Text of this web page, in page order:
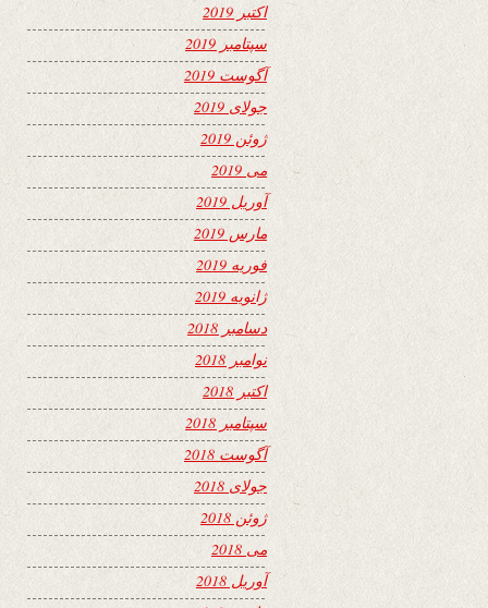
اکتبر 2019
سپتامبر 2019
آگوست 2019
جولای 2019
ژوئن 2019
می 2019
آوریل 2019
مارس 2019
فوریه 2019
ژانویه 2019
دسامبر 2018
نوامبر 2018
اکتبر 2018
سپتامبر 2018
آگوست 2018
جولای 2018
ژوئن 2018
می 2018
آوریل 2018